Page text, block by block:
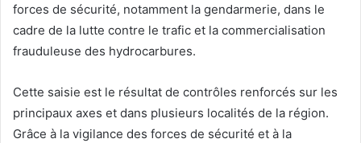
forces de sécurité, notamment la gendarmerie, dans le
cadre de la lutte contre le trafic et la commercialisation
frauduleuse des hydrocarbures.
Cette saisie est le résultat de contrôles renforcés sur les
principaux axes et dans plusieurs localités de la région.
Grâce à la vigilance des forces de sécurité et à la